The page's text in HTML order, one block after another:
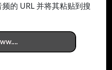
的 URL 并将其粘贴到搜